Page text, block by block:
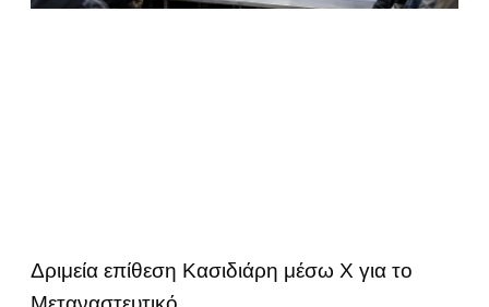
Δριμεία επίθεση Κασιδιάρη μέσω Χ για το